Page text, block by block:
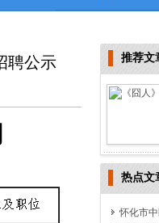
聘公示 推荐文
热点文
怀化市